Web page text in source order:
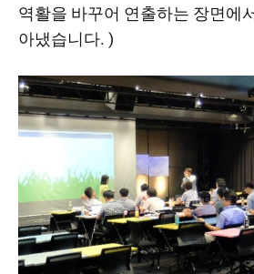
역활을 바꾸어 연출하는 장면에
아냈습니다. )